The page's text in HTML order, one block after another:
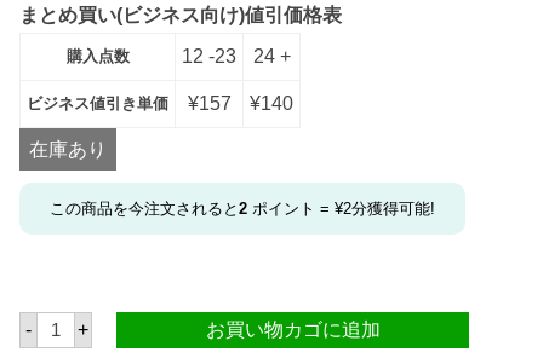
まとめ買い(ビジネス向け)値引価格表
購入点数 12 -23 24 +
ビジネス値引き単価 ¥157 ¥140
在庫あり
この商品を今注文されると 2 ポイント = ¥2分獲得可能!
- マ
コ
+ お買い物カゴに追加